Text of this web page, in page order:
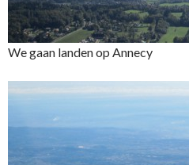
We gaan landen op Annecy